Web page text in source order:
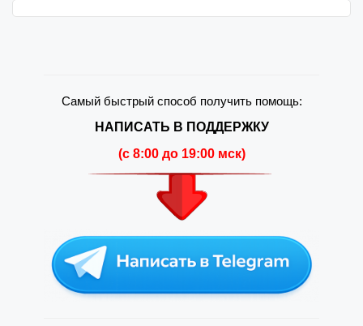
Самый быстрый способ получить помощь:
НАПИСАТЬ В ПОДДЕРЖКУ
(c 8:00 до 19:00 мск)